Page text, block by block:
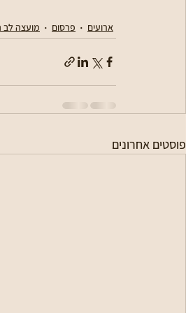
ארועים פרסום מועצה לב
פוסטים אחרונים